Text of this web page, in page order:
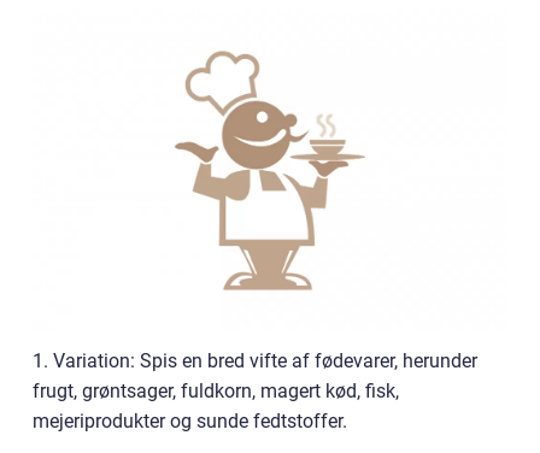
1. Variation: Spis en bred vifte af fødevarer, herunder
frugt, grøntsager, fuldkorn, magert kød, fisk,
mejeriprodukter og sunde fedtstoffer.